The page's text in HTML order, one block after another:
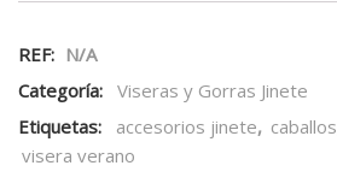
REF: N/A
Categoría: Viseras y Gorras Jinete
Etiquetas:
accesorios jinete, caballos
visera verano